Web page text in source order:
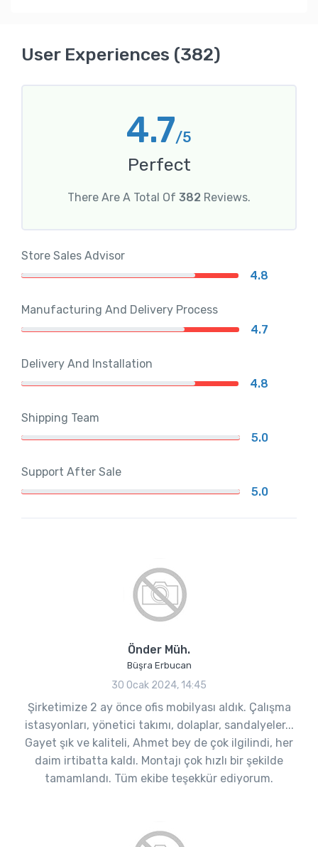
User Experiences (382)
4.7/5
Perfect
There Are A Total Of 382 Reviews.
Store Sales Advisor
4.8
Manufacturing And Delivery Process
4.7
Delivery And Installation
4.8
Shipping Team
5.0
Support After Sale
5.0
Önder Müh.
Büşra Erbucan
30 Ocak 2024, 14:45
Şirketimize 2 ay önce ofis mobilyası aldık. Çalışma
istasyonları, yönetici takımı, dolaplar, sandalyeler...
Gayet şık ve kaliteli, Ahmet bey de çok ilgilindi, her
daim irtibatta kaldı. Montajı çok hızlı bir şekilde
tamamlandı. Tüm ekibe teşekkür ediyorum.